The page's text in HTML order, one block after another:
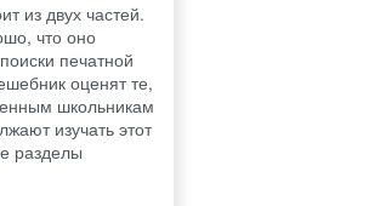
из двух частей.
что оно
печатной
оценят те,
школьникам
изучать этот
разделы